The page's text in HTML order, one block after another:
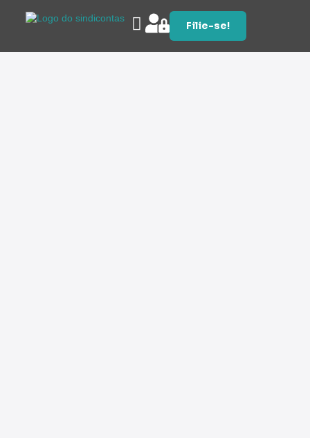
Filie-se!